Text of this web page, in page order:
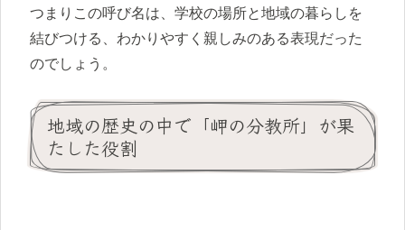
つまりこの呼び名は、学校の場所と地域の暮らしを
結びつける、わかりやすく親しみのある表現だった
のでしょう。
地域の歴史の中で「岬の分教所」が果
たした役割